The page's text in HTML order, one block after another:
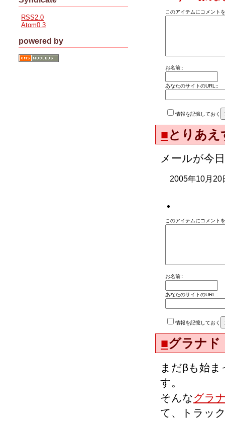
このアイテムにコメント
お名前::
あなたのサイトのURL::
情報を記憶しておく
■とりあえ
メールが今
2005年10月
このアイテムにコメント
お名前::
あなたのサイトのURL::
情報を記憶しておく
■グラナド
まだβも始
す。
そんなグラ
て、トラッ
RSS2.0
Atom0.3
powered by